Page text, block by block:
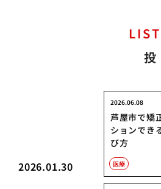
2026.01.30
芦屋市で矯
ションでき
び方
2026.06.08
医療